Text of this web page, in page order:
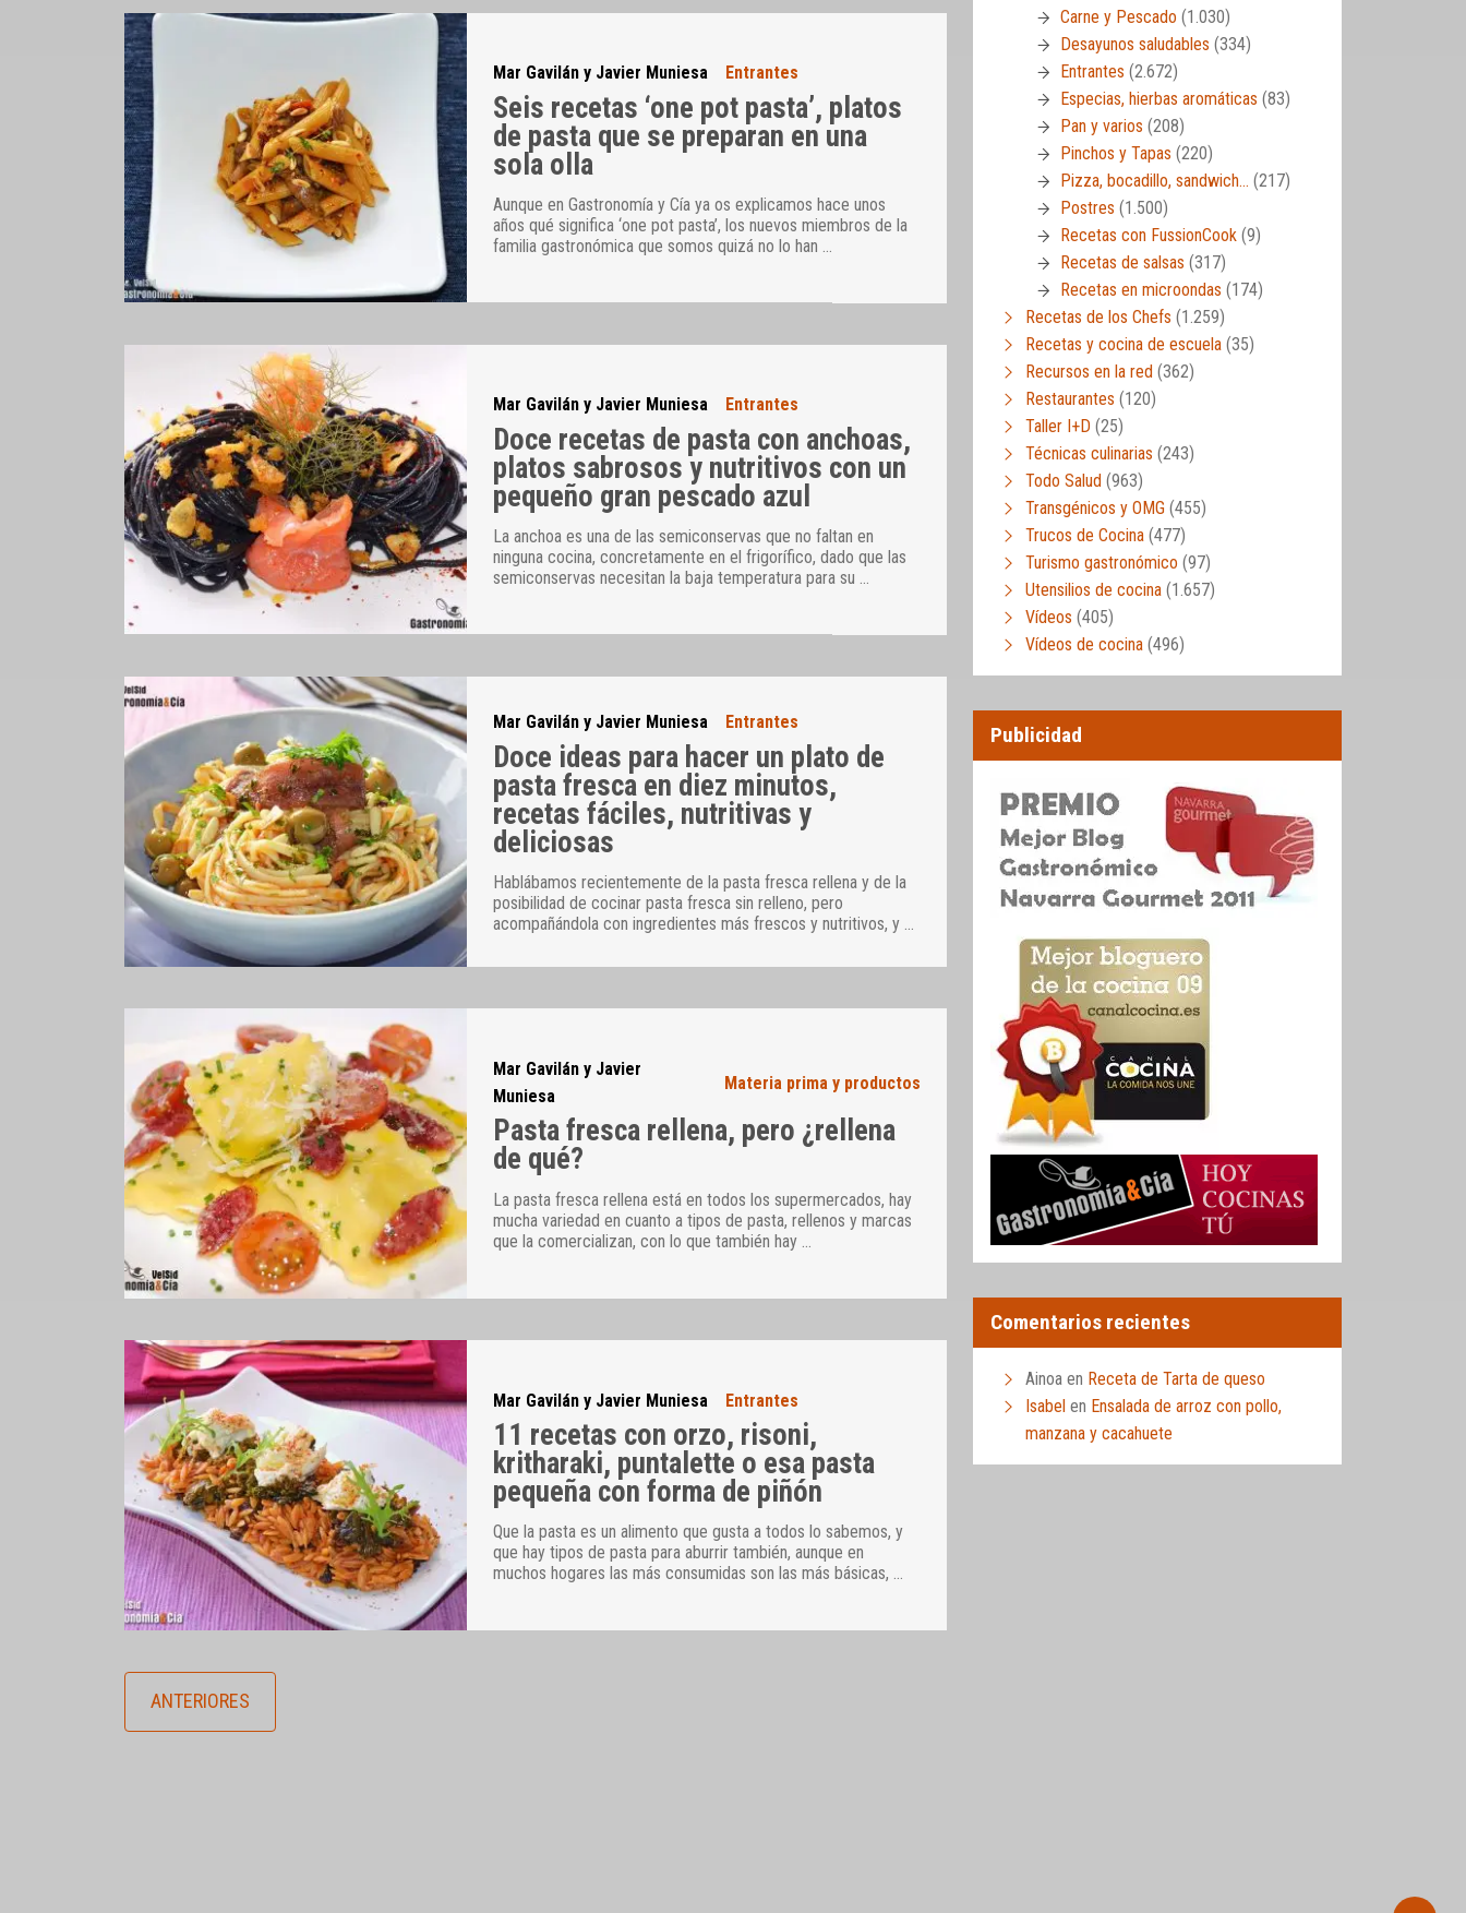
Mar Gavilán y Javier Muniesa Entrantes
Seis recetas ‘one pot pasta’, platos
de pasta que se preparan en una
sola olla
Aunque en Gastronomía y Cía ya os explicamos hace unos
años qué significa ‘one pot pasta’, los nuevos miembros de la
familia gastronómica que somos quizá no lo han …
Mar Gavilán y Javier Muniesa Entrantes
Doce recetas de pasta con anchoas,
platos sabrosos y nutritivos con un
pequeño gran pescado azul
La anchoa es una de las semiconservas que no faltan en
ninguna cocina, concretamente en el frigorífico, dado que las
semiconservas necesitan la baja temperatura para su …
Mar Gavilán y Javier Muniesa Entrantes
Doce ideas para hacer un plato de
pasta fresca en diez minutos,
recetas fáciles, nutritivas y
deliciosas
Hablábamos recientemente de la pasta fresca rellena y de la
posibilidad de cocinar pasta fresca sin relleno, pero
acompañándola con ingredientes más frescos y nutritivos, y …
Mar Gavilán y Javier
Muniesa
Materia prima y productos
Pasta fresca rellena, pero ¿rellena
de qué?
La pasta fresca rellena está en todos los supermercados, hay
mucha variedad en cuanto a tipos de pasta, rellenos y marcas
que la comercializan, con lo que también hay
Mar Gavilán y Javier Muniesa Entrantes
11 recetas con orzo, risoni,
kritharaki, puntalette o esa pasta
pequeña con forma de piñón
Que la pasta es un alimento que gusta a todos lo sabemos, y
que hay tipos de pasta para aburrir también, aunque en
muchos hogares las más consumidas son las más básicas, …
ANTERIORES
Carne y Pescado (1.030)
Desayunos saludables (334)
Entrantes (2.672)
Especias, hierbas aromáticas (83)
Pan y varios (208)
Pinchos y Tapas (220)
Pizza, bocadillo, sandwich… (217)
Postres (1.500)
Recetas con FussionCook (9)
Recetas de salsas (317)
Recetas en microondas (174)
Recetas de los Chefs (1.259)
Recetas y cocina de escuela (35)
Recursos en la red (362)
Restaurantes (120)
Taller I+D (25)
Técnicas culinarias (243)
Todo Salud (963)
Transgénicos y OMG (455)
Trucos de Cocina (477)
Turismo gastronómico (97)
Utensilios de cocina (1.657)
Vídeos (405)
Vídeos de cocina (496)
Publicidad
Comentarios recientes
Ainoa en Receta de Tarta de queso
Isabel en Ensalada de arroz con pollo,
manzana y cacahuete